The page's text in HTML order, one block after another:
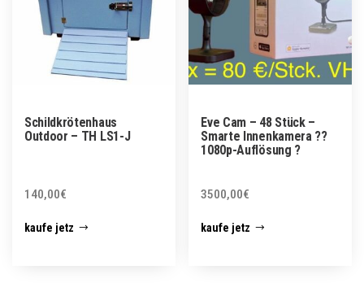
Schildkrötenhaus
Outdoor – TH LS1-J
140,00€
kaufe jetz
Eve Cam – 48 Stück –
Smarte Innenkamera ??
1080p-Auflösung ?
3500,00€
kaufe jetz